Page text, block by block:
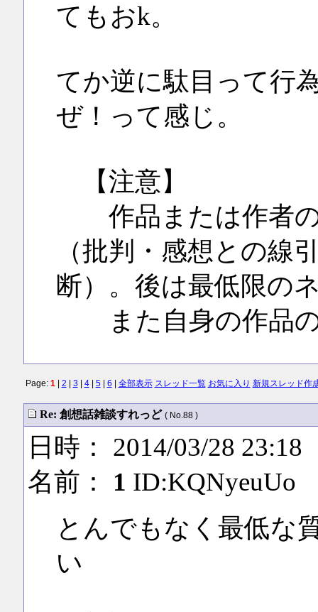
てもおk。
てか逆に駄目って行
ぜ！って感じ。
【注意】
作品または作者の
（批判・感想との線
断）。後は最低限の
また自身の作品の
Page: 1| 2 3 4| 5| 6 全部表示 スレッド一覧 お気に入り 新規スレッド作
Re: 創想話雑談すれっど ( No.88 )
日時： 2014/03/28 23:18
名前： 1 ID:KQNyeuUo
とんでもなく最低な
い